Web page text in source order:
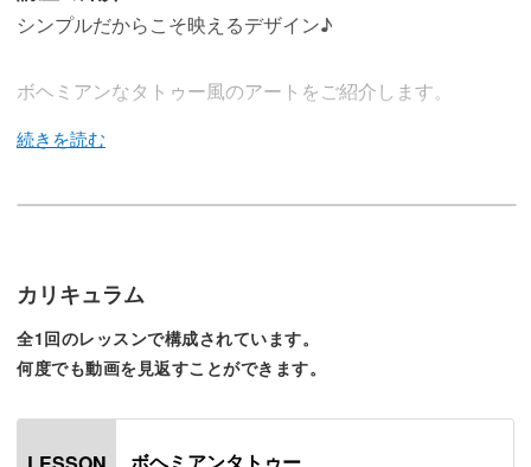
シンプルだからこそ映えるデザイン♪
ボヘミアンなタトゥー風のアートをご紹介します。
今回はそのアレンジとして、マットなベースにワンポイン
ボヘミアンモチーフのかっこいい模様は、ライナー筆によ
カリキュラム
全1回のレッスンで構成されています。
何度でも動画を見返すことができます。